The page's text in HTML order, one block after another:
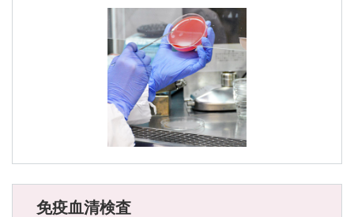
免疫血清検査